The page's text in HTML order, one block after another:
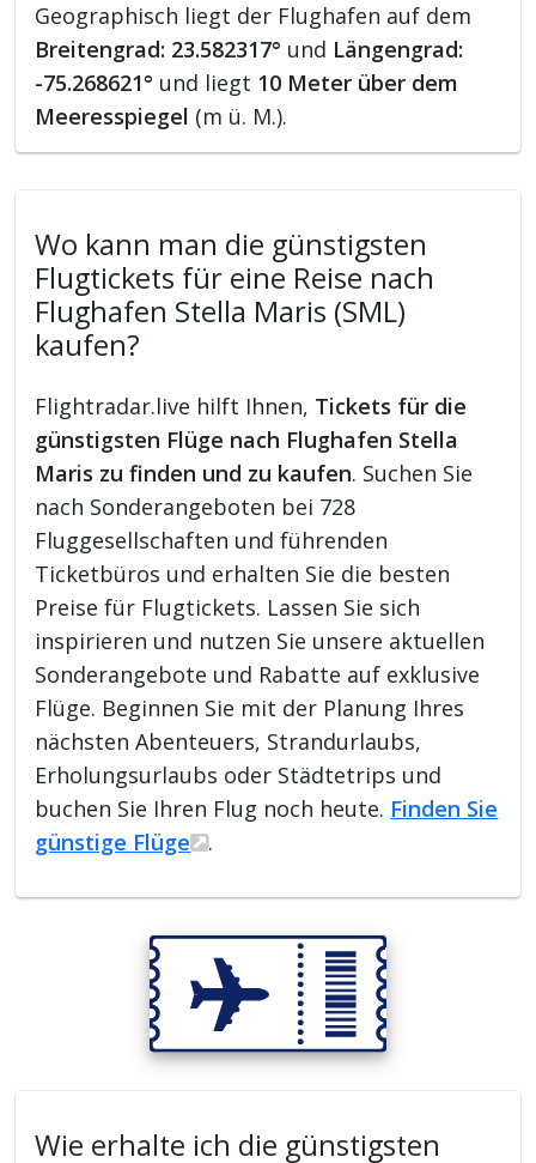
Geographisch liegt der Flughafen auf dem
Breitengrad: 23.582317° und Längengrad:
-75.268621° und liegt 10 Meter über dem
Meeresspiegel (m ü. M.).
Wo kann man die günstigsten
Flugtickets für eine Reise nach
Flughafen Stella Maris (SML)
kaufen?
Flightradar.live hilft Ihnen, Tickets für die
günstigsten Flüge nach Flughafen Stella
Maris zu finden und zu kaufen. Suchen Sie
nach Sonderangeboten bei 728
Fluggesellschaften und führenden
Ticketbüros und erhalten Sie die besten
Preise für Flugtickets. Lassen Sie sich
inspirieren und nutzen Sie unsere aktuellen
Sonderangebote und Rabatte auf exklusive
Flüge. Beginnen Sie mit der Planung Ihres
nächsten Abenteuers, Strandurlaubs,
Erholungsurlaubs oder Städtetrips und
buchen Sie Ihren Flug noch heute. Finden Sie
günstige Flüge
.
Wie erhalte ich die günstigsten